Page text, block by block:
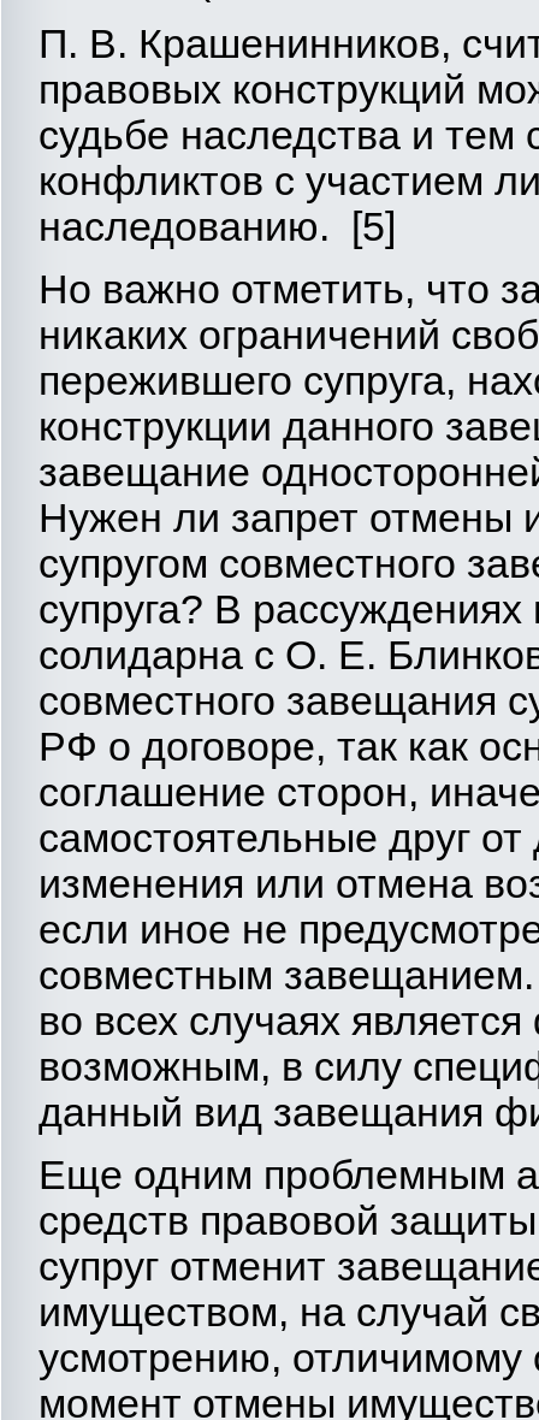
П. В. Крашенинников,
правовых конструкций
судьбе наследства и
конфликтов с участием
наследованию. [5]
Но важно отметить, что
никаких ограничений
пережившего супруга,
конструкции данного
завещание
Нужен ли запрет отмены
супругом совместного
супруга? В
солидарна с О. Е.
совместного завещания
РФ о договоре, так как
соглашение сторон,
самостоятельные друг
изменения или отмена
если иное не
совместным
во всех случаях
возможным, в силу
данный вид завещания
Еще одним проблемным
средств правовой
супруг отменит
имуществом, на случай
усмотрению, отличимому
момент отмены